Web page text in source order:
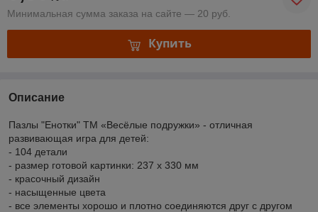
Минимальная сумма заказа на сайте — 20 руб.
Купить
Описание
Пазлы "Енотки" ТМ «Весёлые подружки» - отличная
развивающая игра для детей:
- 104 детали
- размер готовой картинки: 237 х 330 мм
- красочный дизайн
- насыщенные цвета
- все элементы хорошо и плотно соединяются друг с другом